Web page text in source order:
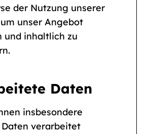
der Nutzung unserer
unser Angebot
und inhaltlich zu
Daten
insbesondere
verarbeitet